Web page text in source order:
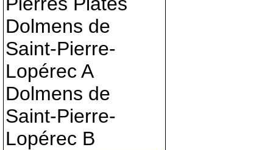
Dolmens de
Saint-Pierre-
Lopérec A
Dolmens de
Saint-Pierre-
Lopérec B